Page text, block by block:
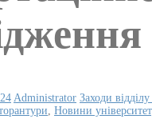
Administrator Заходи
, Новини